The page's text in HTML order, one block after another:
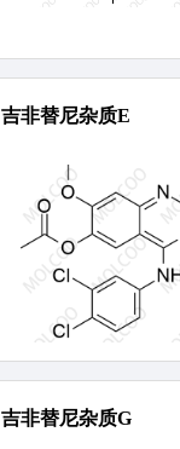
吉非替尼杂质E
吉非替尼杂质G